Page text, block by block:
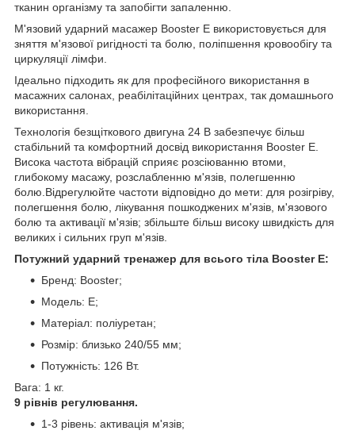
тканин організму та запобігти запаленню.
М'язовий ударний масажер Booster E використовується для
зняття м'язової ригідності та болю, поліпшення кровообігу та
циркуляції лімфи.
Ідеально підходить як для професійного використання в
масажних салонах, реабілітаційних центрах, так домашнього
використання.
Технологія безщіткового двигуна 24 В забезпечує більш
стабільний та комфортний досвід використання Booster E.
Висока частота вібрацій сприяє розсіюванню втоми,
глибокому масажу, розслабленню м'язів, полегшенню
болю.Відрегулюйте частоти відповідно до мети: для розігріву,
полегшення болю, лікування пошкоджених м'язів, м'язового
болю та активації м'язів; збільште більш високу швидкість для
великих і сильних груп м'язів.
Потужний ударний тренажер для всього тіла Booster E:
Бренд: Booster;
Модель: E;
Матеріал: поліуретан;
Розмір: близько 240/55 мм;
Потужність: 126 Вт.
Вага: 1 кг.
9 рівнів регулювання.
1-3 рівень: активація м'язів;